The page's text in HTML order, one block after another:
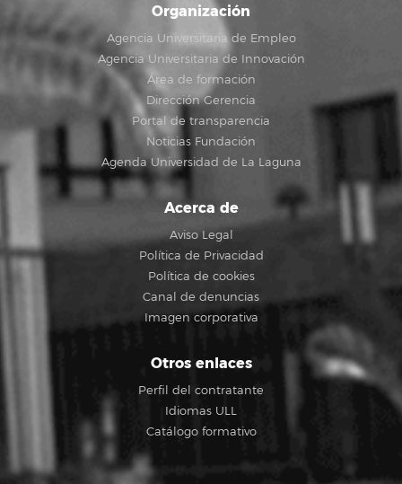
Organización
Agencia Universitaria de Empleo
Agencia Universitaria de Innovación
Área de formación
Dirección Gerencia
Portal de transparencia
Noticias Fundación
Agenda Universidad de La Laguna
Acerca de
Aviso Legal
Política de Privacidad
Política de cookies
Canal de denuncias
Imagen corporativa
Otros enlaces
Perfil del contratante
Idiomas ULL
Catálogo formativo